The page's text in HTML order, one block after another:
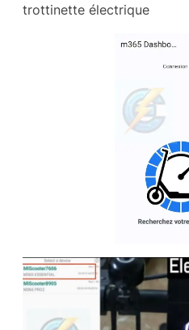
trottinette électrique